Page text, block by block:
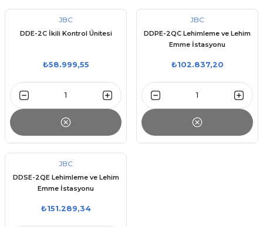
JBC
DDE-2C İkili Kontrol Ünitesi
₺58.999,55
JBC
DDPE-2QC Lehimleme ve Lehim
Emme İstasyonu
₺102.837,20
JBC
DDSE-2QE Lehimleme ve Lehim
Emme İstasyonu
₺151.289,34